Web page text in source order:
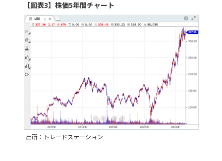
【図表3】株価5年間チャート
出所：トレードステーション